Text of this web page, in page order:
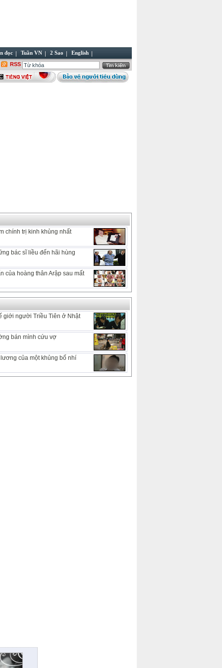
đọc Tuần VN 2 Sao English
RSS
chính trị kinh khủng nhất
bác sĩ liều đến hãi hùng
của hoàng thân Arập sau mất
giới người Triều Tiên ở Nhật
bán mình cứu vợ
của một khủng bố nhí